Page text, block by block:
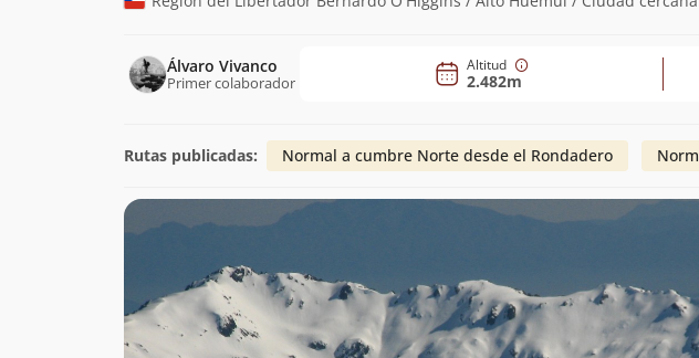
Álvaro Vivanco
Primer colaborador
Altitud
2.482m
Rutas publicadas: Normal a cumbre Norte desde el Rondadero